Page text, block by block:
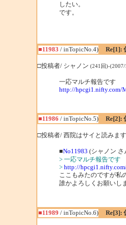
したい。
です。
■11983 / inTopicNo.4)
Re[1]:
□投稿者/ シャノン (241回)-(2007/
一応マルチ報告です
http://hpcgi1.nifty.com/
■11986 / inTopicNo.5)
Re[2]:
□投稿者/ 西院はサイと読みます
■No11983 (シャノン さ
> 一応マルチ報告です
> http://
ここもみたのですが私
誰かよろしくお願いし
■11989 / inTopicNo.6)
Re[3]: